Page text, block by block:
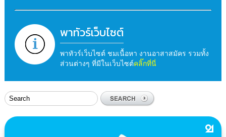
พาทัวร์เว็บไซต์
พาทัวร์เว็บไซต์ ชมเนื้อหา งานอาสาสมัคร รวมทั้ง
ส่วนต่างๆ ที่มีในเว็บไซต์คลิ๊กที่นี่